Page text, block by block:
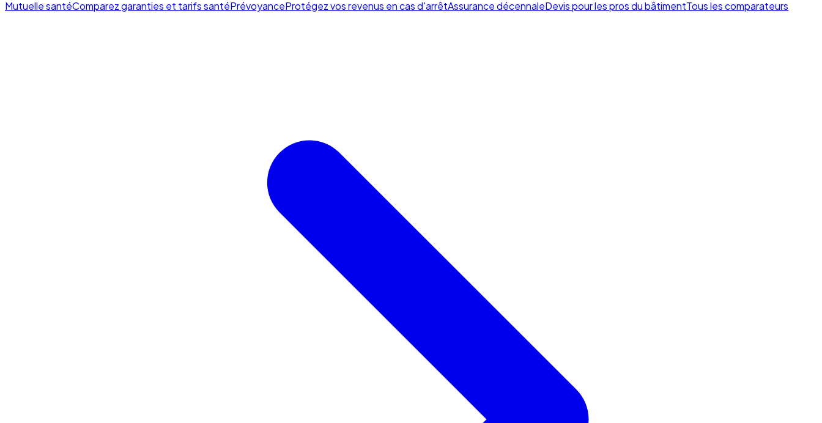
Mutuelle santéComparez garanties et tarifs santéPrévoyanceProtégez vos revenus en cas d'arrêtAssurance décennaleDevis pour les pros du bâtimentTous les comparateurs